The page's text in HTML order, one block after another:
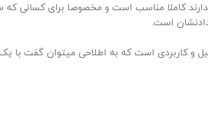
دارند کاملا مناسب است و مخصوصا برای
است.
و کاربردی است که به اطلاحی میتوان گفت